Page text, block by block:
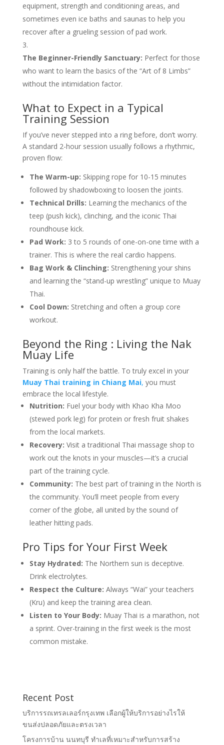
equipment, strength and conditioning areas, and
sometimes even ice baths and saunas to help you
recover after a grueling session of pad work.
The Beginner-Friendly Sanctuary: Perfect for those
who want to learn the basics of the “Art of 8 Limbs”
without the intimidation factor.
What to Expect in a Typical
Training Session
If you’ve never stepped into a ring before, don’t worry.
A standard 2-hour session usually follows a rhythmic,
proven flow:
The Warm-up: Skipping rope for 10-15 minutes
followed by shadowboxing to loosen the joints.
Technical Drills: Learning the mechanics of the
teep (push kick), clinching, and the iconic Thai
roundhouse kick.
Pad Work: 3 to 5 rounds of one-on-one time with a
trainer. This is where the real cardio happens.
Bag Work & Clinching: Strengthening your shins
and learning the “stand-up wrestling” unique to Muay
Thai.
Cool Down: Stretching and often a group core
workout.
Beyond the Ring : Living the Nak
Muay Life
Training is only half the battle. To truly excel in your
Muay Thai training in Chiang Mai, you must
embrace the local lifestyle.
Nutrition: Fuel your body with Khao Kha Moo
(stewed pork leg) for protein or fresh fruit shakes
from the local markets.
Recovery: Visit a traditional Thai massage shop to
work out the knots in your muscles—it’s a crucial
part of the training cycle.
Community: The best part of training in the North is
the community. You’ll meet people from every
corner of the globe, all united by the sound of
leather hitting pads.
Pro Tips for Your First Week
Stay Hydrated: The Northern sun is deceptive.
Drink electrolytes.
Respect the Culture: Always “Wai” your teachers
(Kru) and keep the training area clean.
Listen to Your Body: Muay Thai is a marathon, not
a sprint. Over-training in the first week is the most
common mistake.
Recent Post
บริการรถเทรลเลอร์กรุงเทพ เลือกผู้ให้บริการอย่างไรให้
ขนส่งปลอดภัยและตรงเวลา
โครงการบ้าน นนทบุรี ทำเลที่เหมาะสำหรับการสร้าง